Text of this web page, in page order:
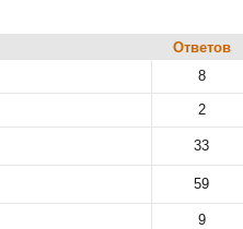
Ответов
8
2
33
59
9